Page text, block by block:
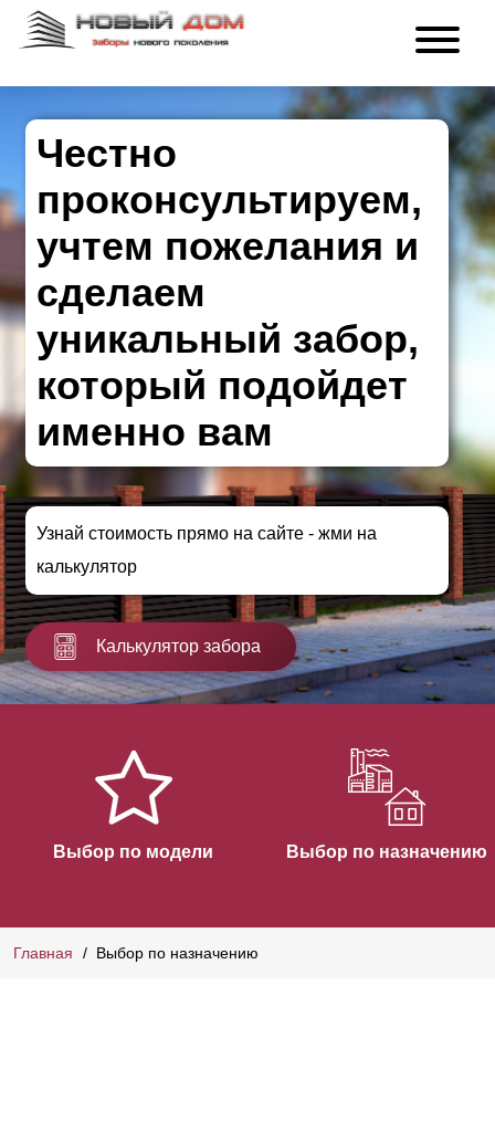
Честно
проконсультируем,
учтем пожелания и
сделаем
уникальный забор,
который подойдет
именно вам
Узнай стоимость прямо на сайте - жми на
калькулятор
Калькулятор забора
Выбор по модели Выбор по назначению
Главная Выбор по назначению